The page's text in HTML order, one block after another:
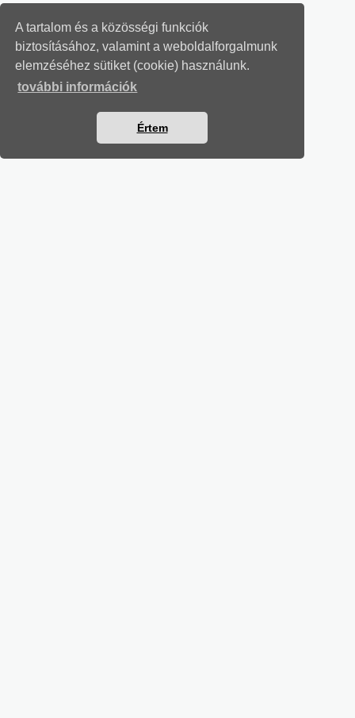
A tartalom és a közösségi funkciók
biztosításához, valamint a weboldalforgalmunk
elemzéséhez sütiket (cookie) használunk.
további információk
Értem